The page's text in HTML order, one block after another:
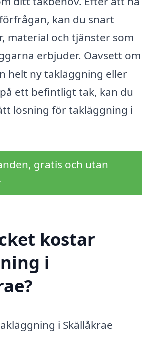
kan du snart
material och tjänster som
erbjuder. Oavsett om
helt ny takläggning eller
ett befintligt tak, kan du
lösning för takläggning i
gratis och utan
kostar
i
i Skällåkrae